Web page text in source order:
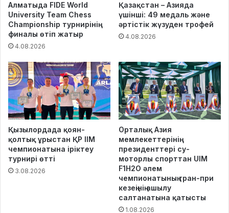
Алматыда FIDE World
University Team Chess
Championship турнирінің
финалы өтіп жатыр
4.08.2026
Қазақстан – Азияда
үшінші: 49 медаль және
әртістік жүзуден трофей
4.08.2026
Қызылордада қоян-
қолтық ұрыстан ҚР ІІМ
чемпионатына іріктеу
турнирі өтті
3.08.2026
Орталық Азия
мемлекеттерінің
президенттері су-
моторлы спорттан UIM
F1H2O әлем
чемпионатының гран-при
кезеңінің ашылу
салтанатына қатысты
1.08.2026